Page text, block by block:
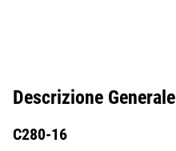
Descrizione Generale
C280-16